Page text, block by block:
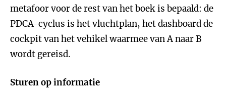
metafoor voor de rest van het boek is bepaald: de
PDCA-cyclus is het vluchtplan, het dashboard de
cockpit van het vehikel waarmee van A naar B
wordt gereisd.
Sturen op informatie